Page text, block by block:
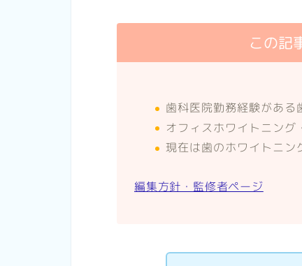
この記
歯科医院勤務経験がある
オフィスホワイトニン
現在は歯のホワイトニン
編集方針・監修者ページ